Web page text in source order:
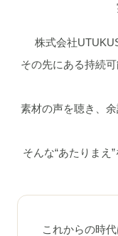
株式会社
その先にある持続
素材の声を聴き、
そんな“あたりまえ
これからの時